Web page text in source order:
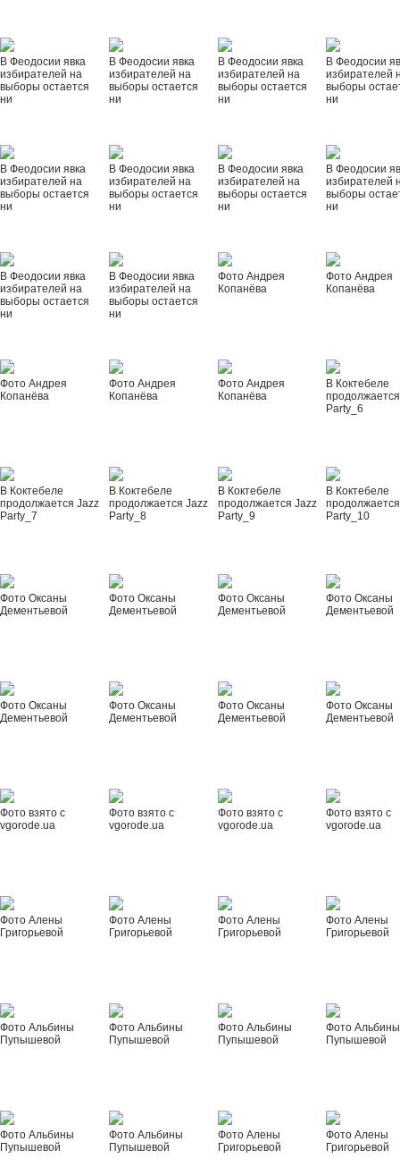
В Феодосии явка
избирателей на
выборы остается
ни
В Феодосии явка
избирателей на
выборы остается
ни
В Феодосии явка
избирателей на
выборы остается
ни
В Феодосии
избирателей
выборы
ни
В Феодосии явка
избирателей на
выборы остается
ни
В Феодосии явка
избирателей на
выборы остается
ни
В Феодосии явка
избирателей на
выборы остается
ни
В Феодосии
избирателей
выборы
ни
В Феодосии явка
избирателей на
выборы остается
ни
В Феодосии явка
избирателей на
выборы остается
ни
Фото Андрея
Копанёва
Фото Андрея
Копанёва
Фото Андрея
Копанёва
Фото Андрея
Копанёва
Фото Андрея
Копанёва
В Коктебеле
Party_6
В Коктебеле
продолжается Jazz
Party_7
В Коктебеле
продолжается Jazz
Party_8
В Коктебеле
продолжается Jazz
Party_9
В Коктебеле
Party_10
Фото Оксаны
Дементьевой
Фото Оксаны
Дементьевой
Фото Оксаны
Дементьевой
Фото Оксаны
Дементьевой
Фото Оксаны
Дементьевой
Фото Оксаны
Дементьевой
Фото Оксаны
Дементьевой
Фото Оксаны
Дементьевой
Фото взято с
vgorode.ua
Фото взято с
vgorode.ua
Фото взято с
vgorode.ua
Фото взято с
vgorode.ua
Фото Алены
Григорьевой
Фото Алены
Григорьевой
Фото Алены
Григорьевой
Фото Алены
Григорьевой
Фото Альбины
Пупышевой
Фото Альбины
Пупышевой
Фото Альбины
Пупышевой
Фото Альбины
Пупышевой
Фото Альбины
Пупышевой
Фото Альбины
Пупышевой
Фото Алены
Григорьевой
Фото Алены
Григорьевой